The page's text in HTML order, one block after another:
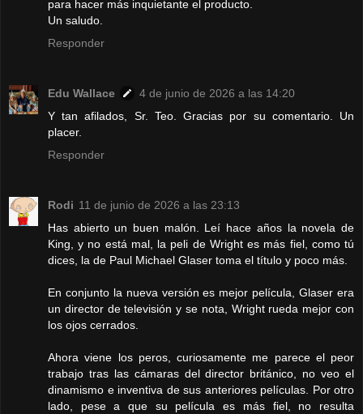
para hacer más inquietante el producto.
Un saludo.
Responder
Edu Wallace
4 de junio de 2026 a las 14:20
Y tan afilados, Sr. Teo. Gracias por su comentario. Un
placer.
Responder
Rodi 11 de junio de 2026 a las 23:13
Has abierto un buen malón. Leí hace años la novela de
King, y no está mal, la peli de Wright es más fiel, como tú
dices, la de Paul Michael Glaser toma el título y poco más.
En conjunto la nueva versión es mejor película, Glaser era
un director de televisión y se nota, Wright rueda mejor con
los ojos cerrados.
Ahora viene los peros, curiosamente me parece el peor
trabajo tras las cámaras del director británico, no veo el
dinamismo e inventiva de sus anteriores películas. Por otro
lado, pese a que su película es más fiel, no resulta